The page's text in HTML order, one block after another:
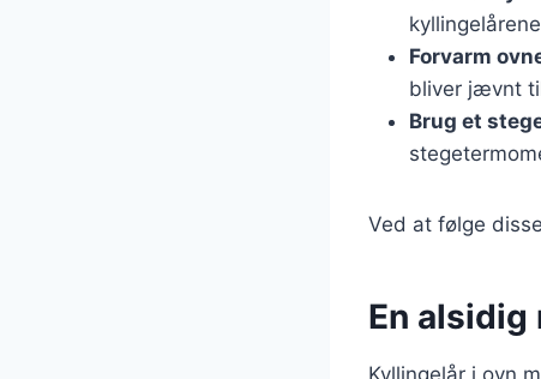
Forvarm
bliver jævnt
Brug et
Ved at følge
En
Kyllingelår i ovn